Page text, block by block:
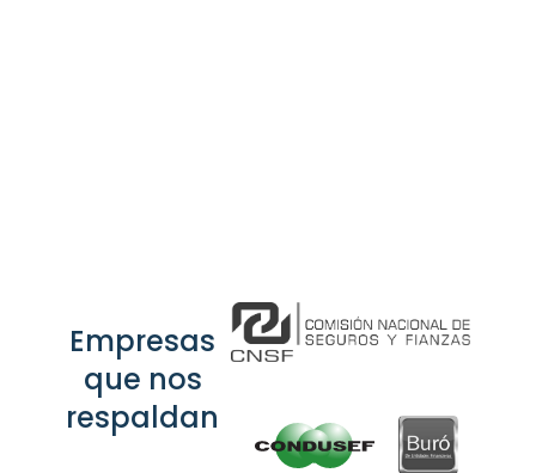
Empresas
que nos
respaldan